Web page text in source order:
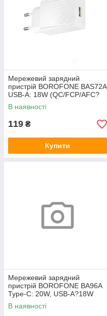
Мережевий зарядний
пристрій BOROFONE BAS72A
USB-A: 18W (QC/FCP/AFC?
White
В наявності
119 ₴
Купити
Мережевий зарядний
пристрій BOROFONE BA96A
Type-C: 20W, USB-A?18W
LED дисплей, Black
В наявності